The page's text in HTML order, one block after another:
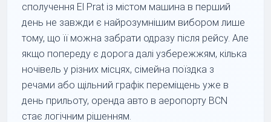
сполучення El Prat із містом машина в перший
день не завжди є найрозумнішим вибором лише
тому, що її можна забрати одразу після рейсу. Але
якщо попереду є дорога далі узбережжям, кілька
ночівель у різних місцях, сімейна поїздка з
речами або щільний графік переміщень уже в
день прильоту, оренда авто в аеропорту BCN
стає логічним рішенням.